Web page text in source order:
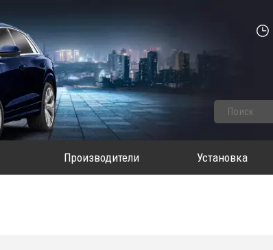
Производители Установка